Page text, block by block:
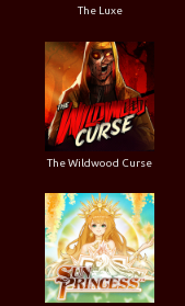
The Luxe
The Wildwood Curse